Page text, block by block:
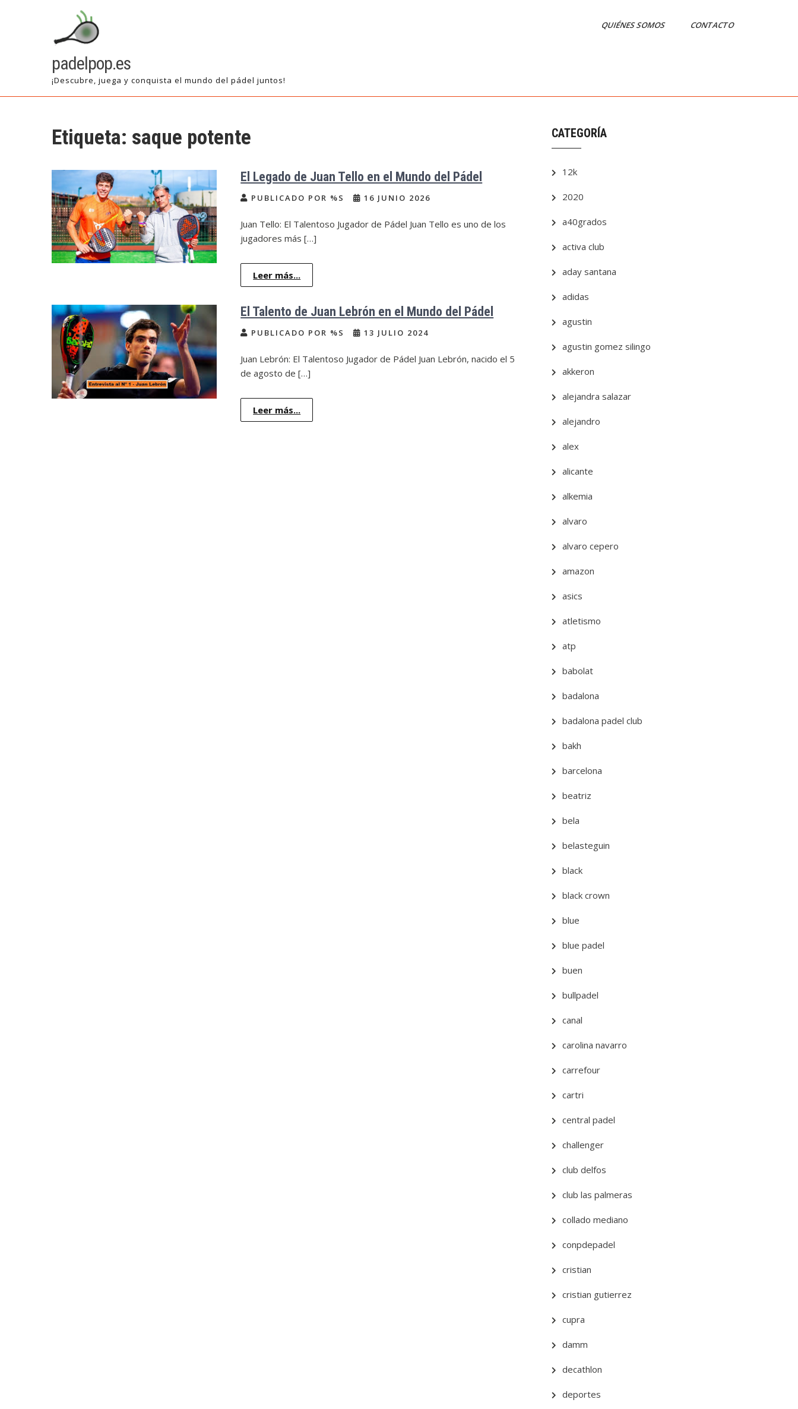
padelpop.es
¡Descubre, juega y conquista el mundo del pádel juntos!
QUIÉNES SOMOS CONTACTO
Etiqueta: saque potente
El Legado de Juan Tello en el Mundo del Pádel
PUBLICADO POR %S 16 JUNIO 2026
Juan Tello: El Talentoso Jugador de Pádel Juan Tello es uno de los
jugadores más […]
Leer más...
El Talento de Juan Lebrón en el Mundo del Pádel
PUBLICADO POR %S 13 JULIO 2024
Juan Lebrón: El Talentoso Jugador de Pádel Juan Lebrón, nacido el 5
de agosto de […]
Leer más...
CATEGORÍA
12k
2020
a40grados
activa club
aday santana
adidas
agustin
agustin gomez silingo
akkeron
alejandra salazar
alejandro
alex
alicante
alkemia
alvaro
alvaro cepero
amazon
asics
atletismo
atp
babolat
badalona
badalona padel club
bakh
barcelona
beatriz
bela
belasteguin
black
black crown
blue
blue padel
buen
bullpadel
canal
carolina navarro
carrefour
cartri
central padel
challenger
club delfos
club las palmeras
collado mediano
conpdepadel
cristian
cristian gutierrez
cupra
damm
decathlon
deportes